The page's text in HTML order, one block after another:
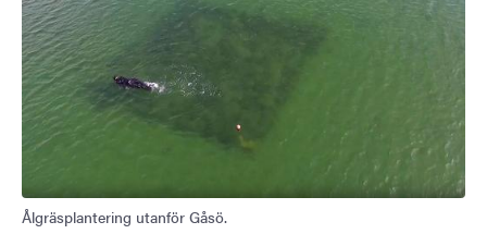
Ålgräsplantering utanför Gåsö.